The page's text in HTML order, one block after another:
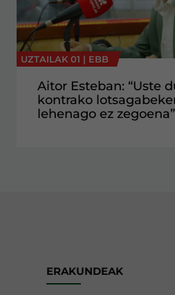
UZTAILAK 01 | EBB
Aitor Esteban: “Uste
kontrako
lehenago ez zegoena”
ERAKUNDEAK